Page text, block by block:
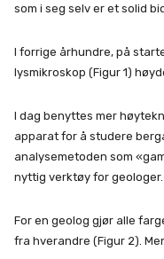
som i seg selv er et solid
I forrige århundre, på
lysmikroskop (Figur 1)
I dag benyttes mer
apparat for å studere
analysemetoden som
nyttig verktøy for geologer.
For en geolog gjør alle
fra hverandre (Figur 2).